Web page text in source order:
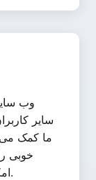
وب
سایر
ما کمک می
خوبی
امکان می دهد سایت خود را بهبود بخشیم.